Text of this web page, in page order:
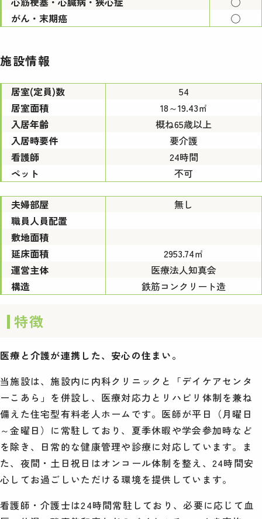
がん・末期癌
◯
施設情報
居室(定員)数
54
居室面積
18～19.43㎡
入居年齢
概ね65歳以上
入居時要件
要介護
看護師
24時間
ペット
不可
夫婦部屋
無し
職員人員配置
敷地面積
延床面積
2953.74㎡
運営主体
医療法人知真会
構造
鉄筋コンクリート造
特徴
医療と介護が連携した、安心の住まい。
当施設は、施設内に内科クリニックと「デイケアセンタ
ーこあら」を併設し、医療対応力とリハビリ体制を兼ね
備えた住宅型有料老人ホームです。医師が平日（月曜日
～金曜日）に常駐しており、夏季休暇や学会参加時など
を除き、日常的な健康管理や診療に対応しています。ま
た、夜間・土日祝日はオンコール体制を整え、24時間安
心してお過ごしいただける環境を提供しています。
看護師・介護士は24時間常駐しており、必要に応じて血